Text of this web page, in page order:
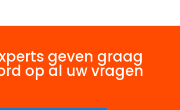
geven graag
op al uw vragen